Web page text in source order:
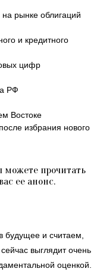
на рынке облигаций
и кредитного
цифр
РФ
Востоке
избрания нового
прочитать
ее анонс.
и считаем,
выглядит очень
оценкой.